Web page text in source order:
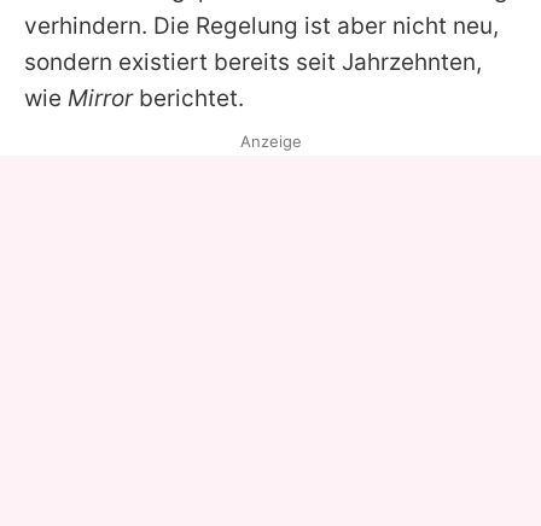
verhindern. Die Regelung ist aber nicht neu,
sondern existiert bereits seit Jahrzehnten,
wie Mirrorberichtet.
Anzeige